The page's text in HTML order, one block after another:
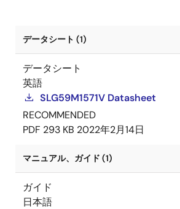
データシート (1)
データシート
英語
SLG59M1571V Datasheet
RECOMMENDED
PDF 293 KB 2022年2月14日
マニュアル、ガイド (1)
ガイド
日本語